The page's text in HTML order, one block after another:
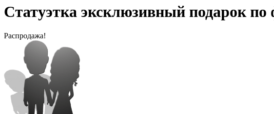
Статуэтка эксклюзивный подарок по
Распродажа!